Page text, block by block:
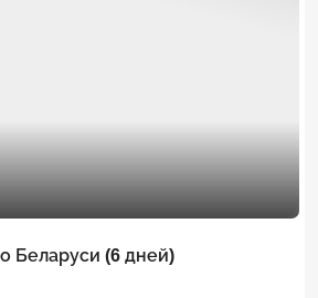
Беларуси (6 дней)